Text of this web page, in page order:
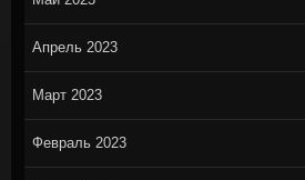
Апрель 2023
Март 2023
Февраль 2023